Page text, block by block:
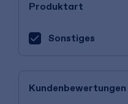
Produktart
Sonstiges
Kundenbewertungen